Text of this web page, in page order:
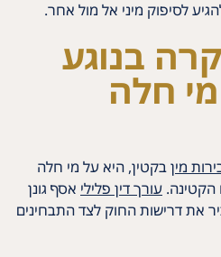
לסיפוק מיני אל מול אחר.
בנוגע
חלה
מיןבקטין, היא על מי חלה
הקטינה. עורך דין פלילי אסף גונן
את דרישות החוק לצד התבחינים